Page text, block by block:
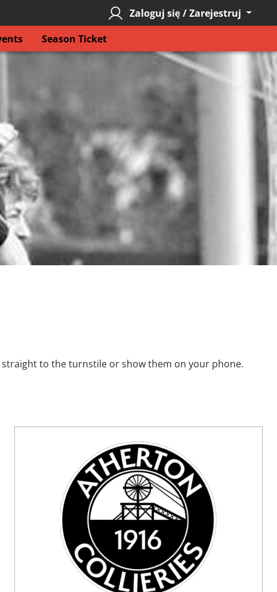
Zaloguj się / Zarejestruj
Season Ticket
to the turnstile or show them on your phone.